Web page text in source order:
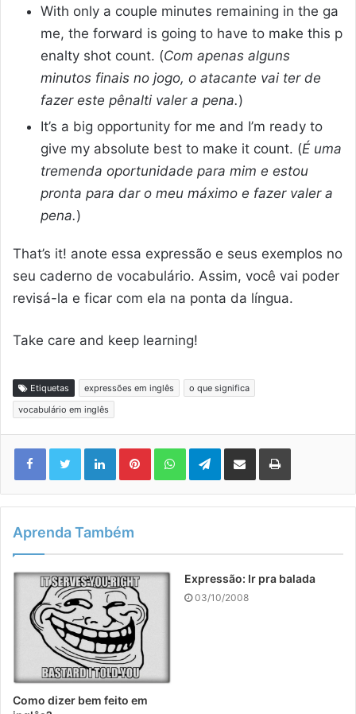
With only a couple minutes remaining in the ga
me, the forward is going to have to make this p
enalty shot count. (Com apenas alguns
minutos finais no jogo, o atacante vai ter de
fazer este pênalti valer a pena.)
It’s a big opportunity for me and I’m ready to
give my absolute best to make it count. (É uma
tremenda oportunidade para mim e estou
pronta para dar o meu máximo e fazer valer a
pena.)
That’s it! anote essa expressão e seus exemplos no
seu caderno de vocabulário. Assim, você vai poder
revisá-la e ficar com ela na ponta da língua.
Take care and keep learning!
Etiquetas expressões em inglês
o que significa
vocabulário em inglês
LinkedinPinterestWhatsAppTelegram
Compartilhar via e-mail Imprimir
Aprenda Também
Como dizer bem feito em
Expressão: Ir pra balada
03/10/2008